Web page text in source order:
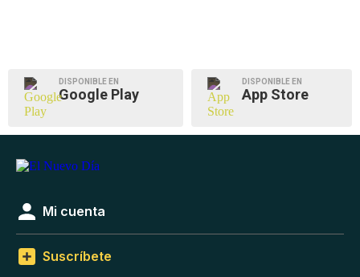
DISPONIBLE EN
Google Play
DISPONIBLE EN
App Store
Mi cuenta
Suscríbete